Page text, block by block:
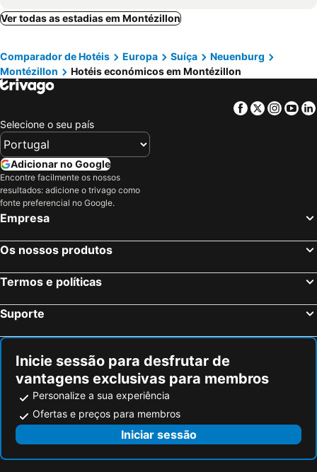
Hôtel du Cheval-Blanc
Touring au Lac
Le Café-Hôtel de L'Aubier
Hôtel des Trois Rois
Hôtel du Port
LaMaisonRouge chambre d'hôtes
Hôtel Du Cheval-Blanc
Beau Rivage Hotel
RÉsidence Neuchatel Vue ChÂteau
Hôtel Alpes & Lac
Petit Hôtel de Chaumont
Hotel Fleur-de-Lys
Hotel Les Rives Du Doubs
Logis Hotel de France
Hôtel de l'Aigle
Hôtel de la Croix-Blanche
Hôtel Restaurant Bellevue
Ver todas as estadias em Montézillon
Comparador de Hotéis Europa Suíça
Neuenburg
Montézillon
Hotéis económicos em Montézillon
Facebook
Twitter
Selecione o seu país
Adicionar no Google
Encontre facilmente os nossos
resultados: adicione o trivago como
fonte preferencial no Google.
Empresa
Os nossos produtos
Termos e políticas
Suporte
Inicie sessão para desfrutar de
vantagens exclusivas para membros
Personalize a sua experiência
Ofertas e preços para membros
Iniciar sessão